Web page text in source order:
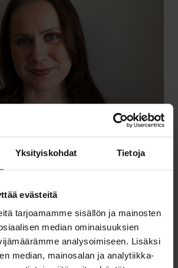
Yksityiskohdat Tietoja
evästeitä
tarjoamamme sisällön ja mainosten
median ominaisuuksien
analysoimiseen. Lisäksi
median, mainosalan ja analytiikka-
Heta Melartin.